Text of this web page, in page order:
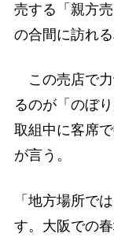
売する「親方
の合間に訪れ
この売店で力
るのが「のぼ
取組中に客席
が言う。
「地方場所で
す。大阪での